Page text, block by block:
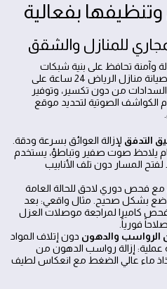
للمنازل والشقق
وآمنة تحافظ على بنية شبكات
الصرف. يعتمد فريقنا المحترف في صيانة منازل الرياض 24 ساعة على
من دون تكسير، وتوفير
الكواشف الصوتية لتحديد موقع
التدفق لإزالة العوائق بسرعة ودقة.
يلاحظ صوت صفير وتباطؤ، يستخدم
المسار دون تلف الأنابيب
مع فحص دوري لاحق للحالة العامة
بشكل صحيح. مثال واقعي: بعد
فحص كاميرا لمراجعة موصلات العزل
فورياً.
الرواسب والدهون دون إتلاف المواد
عملية: إزالة رواسب الدهون من
ماء عالي الضغط مع انعكاس لطيف